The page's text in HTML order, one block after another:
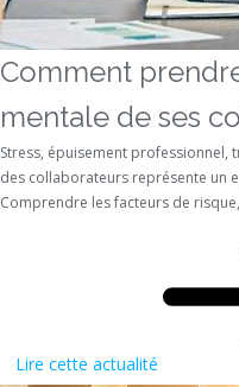
Comment
mentale de ses
Stress, épuisement professionnel,
des collaborateurs représente un
Comprendre les facteurs de
Lire cette actualité